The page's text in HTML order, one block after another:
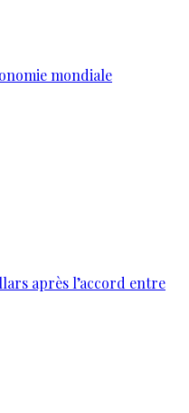
mondiale
après l’accord entre